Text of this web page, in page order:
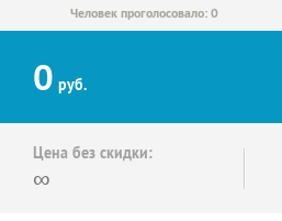
Человек проголосовало: 0
0 руб.
Цена без скидки:
∞